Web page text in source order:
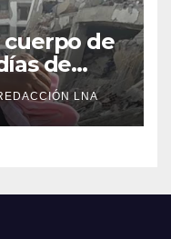
de
de
LNA